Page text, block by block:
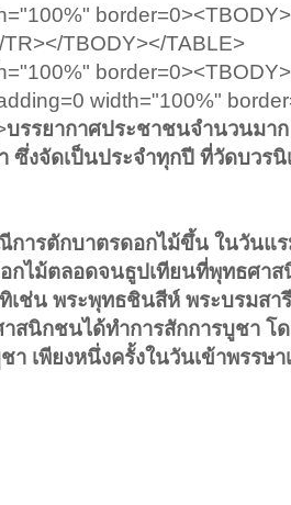
TR></TBODY></TABLE>
width="100%"
บรรยากาศประชาชนจำนวนมาก
งจัดเป็นประจำทุกปี ที่วัดบวรนิ
การตักบาตรดอกไม้ขึ้น ในวันแ
กไม้ตลอดจนธูปเทียนที่พุทธศา
เช่น พระพุทธชินสีห์ พระบรมสา
สนิกชนได้ทำการสักการบูชา
เพียงหนึ่งครั้งในวันเข้าพรรษา